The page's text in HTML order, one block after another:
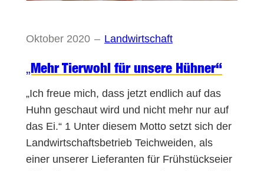
Oktober 2020 – Landwirtschaft
„Mehr Tierwohl für unsere Hühner“
„Ich freue mich, dass jetzt endlich auf das
Huhn geschaut wird und nicht mehr nur auf
das Ei.“ 1 Unter diesem Motto setzt sich der
Landwirtschaftsbetrieb Teichweiden, als
einer unserer Lieferanten für Frühstückseier